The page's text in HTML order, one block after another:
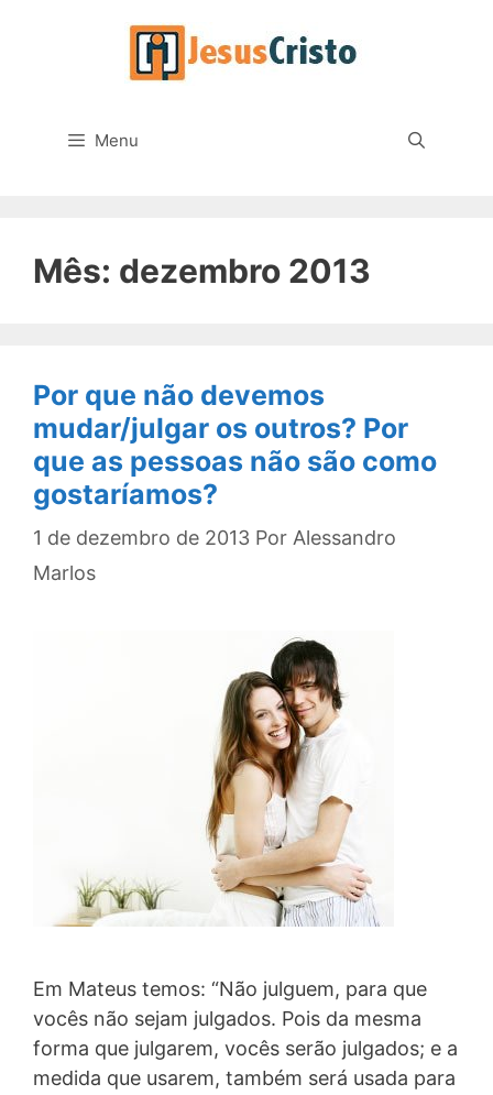
Menu
Mês: dezembro 2013
Por que não devemos
mudar/julgar os outros? Por
que as pessoas não são como
gostaríamos?
1 de dezembro de 2013 Por Alessandro
Marlos
Em Mateus temos: “Não julguem, para que
vocês não sejam julgados. Pois da mesma
forma que julgarem, vocês serão julgados; e a
medida que usarem, também será usada para